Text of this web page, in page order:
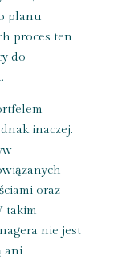
planu
proces ten
do
inaczej.
oraz
takim
nie jest
ani